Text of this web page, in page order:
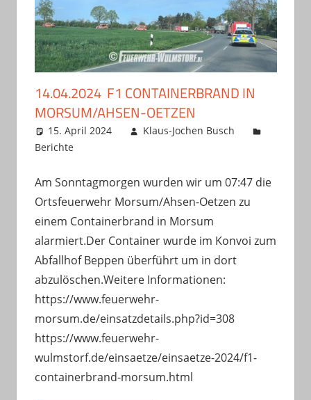
14.04.2024 F1 CONTAINERBRAND IN
MORSUM/AHSEN-OETZEN
15. April 2024
Klaus-Jochen Busch
Berichte
Am Sonntagmorgen wurden wir um 07:47 die
Ortsfeuerwehr Morsum/Ahsen-Oetzen zu
einem Containerbrand in Morsum
alarmiert.Der Container wurde im Konvoi zum
Abfallhof Beppen überführt um in dort
abzulöschen.Weitere Informationen:
https://www.feuerwehr-
morsum.de/einsatzdetails.php?id=308
https://www.feuerwehr-
wulmstorf.de/einsaetze/einsaetze-2024/f1-
containerbrand-morsum.html